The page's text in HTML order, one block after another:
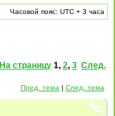
Часовой пояс: UTC + 3 часа
На страницу 1, 2, 3 След.
Пред. тема | След. тема